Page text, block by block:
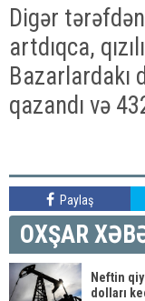
Digər
artdıqca,
Bazarlardakı
qazandı və
Paylaş
OXŞAR
Neftin
dolları